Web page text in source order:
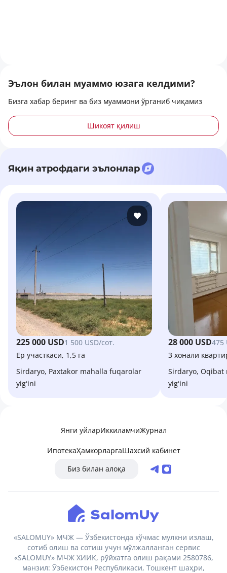
Эълон билан муаммо юзага келдими?
Бизга хабар беринг ва биз муаммони ўрганиб чиқамиз
Шикоят қилиш
Яқин атрофдаги эълонлар
225 000 USD1 500 USD/сот.
Ер участкаси, 1,5 га
Sirdaryo, Paxtakor mahalla fuqarolar
yigʻini
28 000 USD475
3 хонали
Sirdaryo, Oqibat mahalla fuqarolar
yigʻini
Янги уйларИккиламчиЖурнал
ИпотекаҲамкорларгаШахсий кабинет
Биз билан алоқа
«SALOMUY» МЧЖ — Ўзбекистонда кўчмас мулкни излаш,
сотиб олиш ва сотиш учун мўлжалланган сервис
«SALOMUY» МЧЖ ХИИК, рўйхатга олиш рақами 2580786,
манзил: Ўзбекистон Республикаси, Тошкент шаҳри,